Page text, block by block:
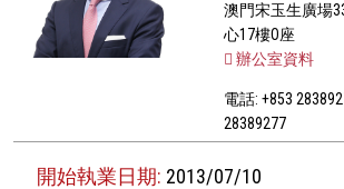
澳門宋玉生廣場
心17樓O座
辦公室資料
電話: +853
28389277
開始執業日期: 2013/07/10